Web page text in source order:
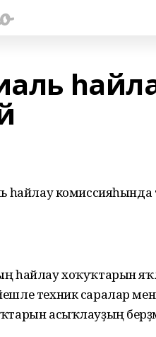
һайлау комиссияһында
һайлау хоҡуҡтарын
техник саралар
асыҡлауҙың